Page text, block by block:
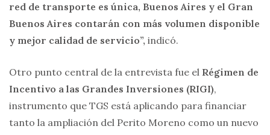
red de transporte es única, Buenos Aires y el Gran
Buenos Aires contarán con más volumen disponible
y mejor calidad de servicio”, indicó.
Otro punto central de la entrevista fue el Régimen de
Incentivo a las Grandes Inversiones (RIGI),
instrumento que TGS está aplicando para financiar
tanto la ampliación del Perito Moreno como un nuevo